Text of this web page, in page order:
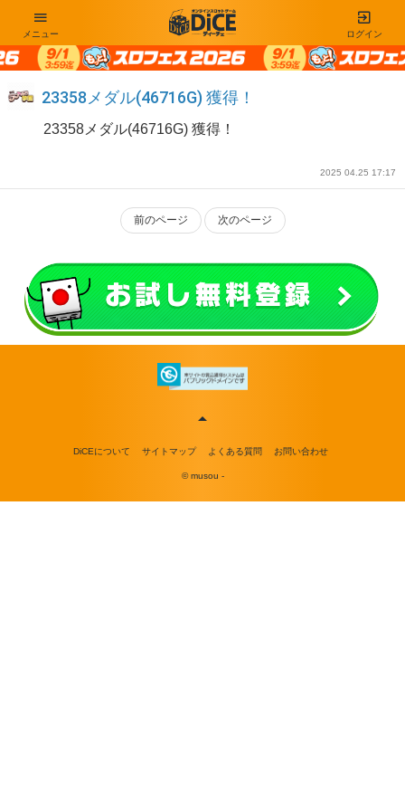
ログイン
メニュー
23358メダル(46716G) 獲得！
23358メダル(46716G) 獲得！
2025 04.25 17:17
前のページ 次のページ
DiCEについて サイトマップ よくある質問 お問い合わせ
© musou -